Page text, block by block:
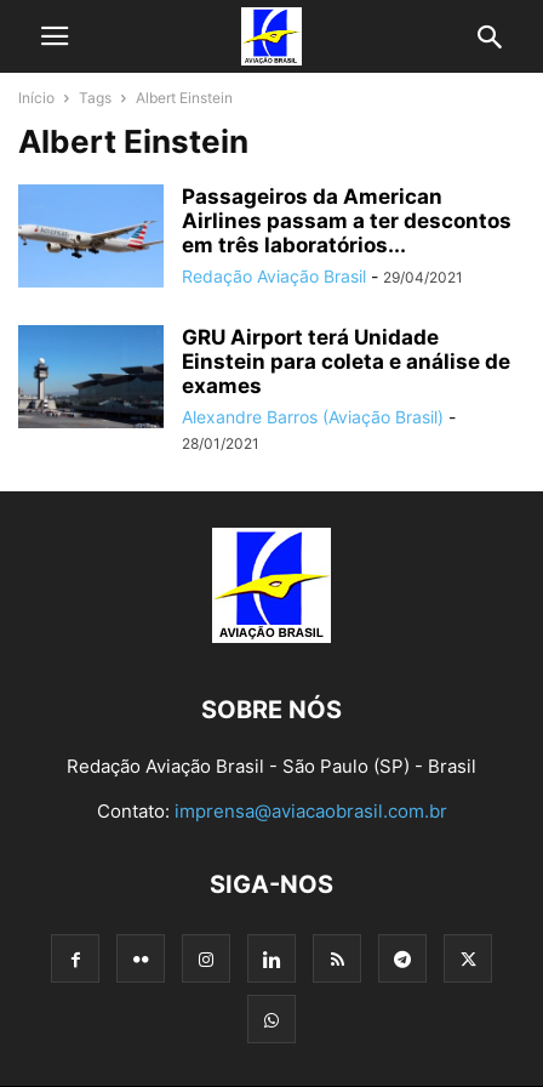
Início Tags Albert Einstein
Albert Einstein
Passageiros da American
Airlines passam a ter descontos
em três laboratórios...
Redação Aviação Brasil - 29/04/2021
GRU Airport terá Unidade
Einstein para coleta e análise de
exames
Alexandre Barros (Aviação Brasil) -
28/01/2021
SOBRE NÓS
Redação Aviação Brasil - São Paulo (SP) - Brasil
Contato: imprensa@aviacaobrasil.com.br
SIGA-NOS